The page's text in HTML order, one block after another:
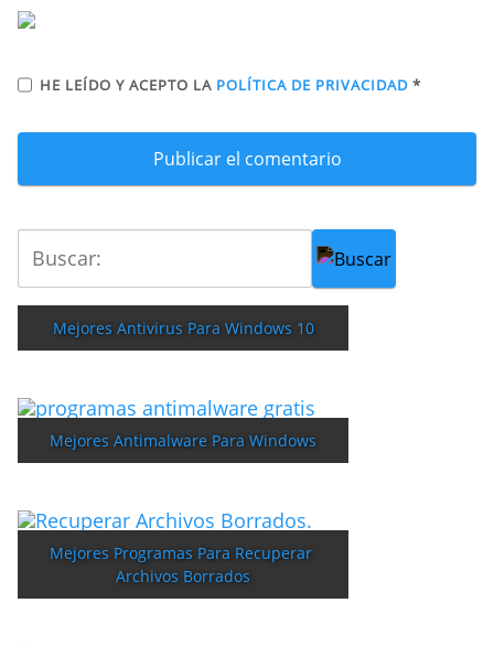
HE LEÍDO Y ACEPTO LA POLÍTICA DE PRIVACIDAD *
Mejores Antivirus Para Windows 10
Mejores Antimalware Para Windows
Mejores Programas Para Recuperar
Archivos Borrados